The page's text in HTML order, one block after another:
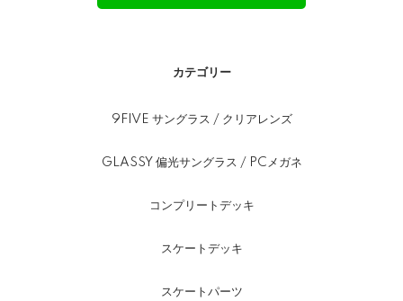
カテゴリー
9FIVE サングラス / クリアレンズ
GLASSY 偏光サングラス / PCメガネ
コンプリートデッキ
スケートデッキ
スケートパーツ